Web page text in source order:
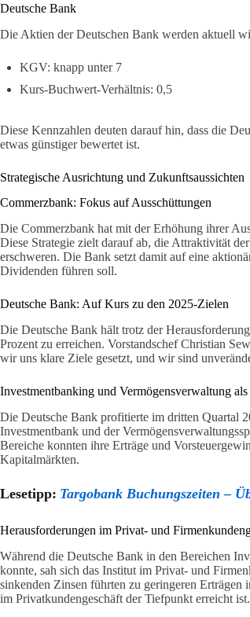
Deutsche Bank
Die Aktien der Deutschen Bank werden aktuell
KGV: knapp unter 7
Kurs-Buchwert-Verhältnis: 0,5
Diese Kennzahlen deuten darauf hin, dass die
etwas günstiger bewertet ist.
Strategische Ausrichtung und Zukunftsaussichten
Commerzbank: Fokus auf Ausschüttungen
Die Commerzbank hat mit der Erhöhung ihrer
Diese Strategie zielt darauf ab, die Attraktivität
erschweren. Die Bank setzt damit auf eine
Dividenden führen soll.
Deutsche Bank: Auf Kurs zu den 2025-Zielen
Die Deutsche Bank hält trotz der
Prozent zu erreichen. Vorstandschef Christian
wir uns klare Ziele gesetzt, und wir sind
Investmentbanking und Vermögensverwaltung
Die Deutsche Bank profitierte im dritten Quartal
Investmentbank und der
Bereiche konnten ihre Erträge und
Kapitalmärkten.
Lesetipp: Targobank Buchungszeiten –
Herausforderungen im Privat- und
Während die Deutsche Bank in den Bereichen
konnte, sah sich das Institut im Privat- und
sinkenden Zinsen führten zu geringeren Erträgen
im Privatkundengeschäft der Tiefpunkt erreicht ist.